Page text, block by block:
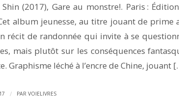
(2017), Gare au monstre!. Paris :
album jeunesse, au titre jouant de prime
récit de randonnée qui invite à se
mais plutôt sur les conséquences
Graphisme léché à l’encre de Chine, jouant
/ PAR VOIELIVRES